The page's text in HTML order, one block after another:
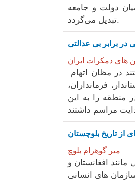
دولت و جامعه
تبدیل می‌گردد.
های دمکرات ایران
در مظان اتهام
فرمانداران،
منطقه را به این
از تاریخ بلوچستان
میر گوهرام بلوچ
افغانستان و
های انسانی